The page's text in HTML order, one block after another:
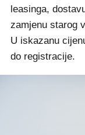
leasinga,
zamjenu starog
U iskazanu
do registracije.